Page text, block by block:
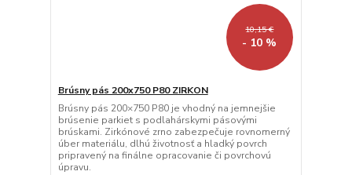
10,15 €
- 10 %
Brúsny pás 200x750 P80 ZIRKON
Brúsny pás 200×750 P80 je vhodný na jemnejšie
brúsenie parkiet s podlahárskymi pásovými
brúskami. Zirkónové zrno zabezpečuje rovnomerný
úber materiálu, dlhú životnosť a hladký povrch
pripravený na finálne opracovanie či povrchovú
úpravu.